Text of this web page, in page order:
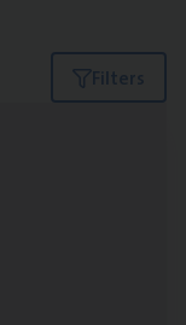
Filters